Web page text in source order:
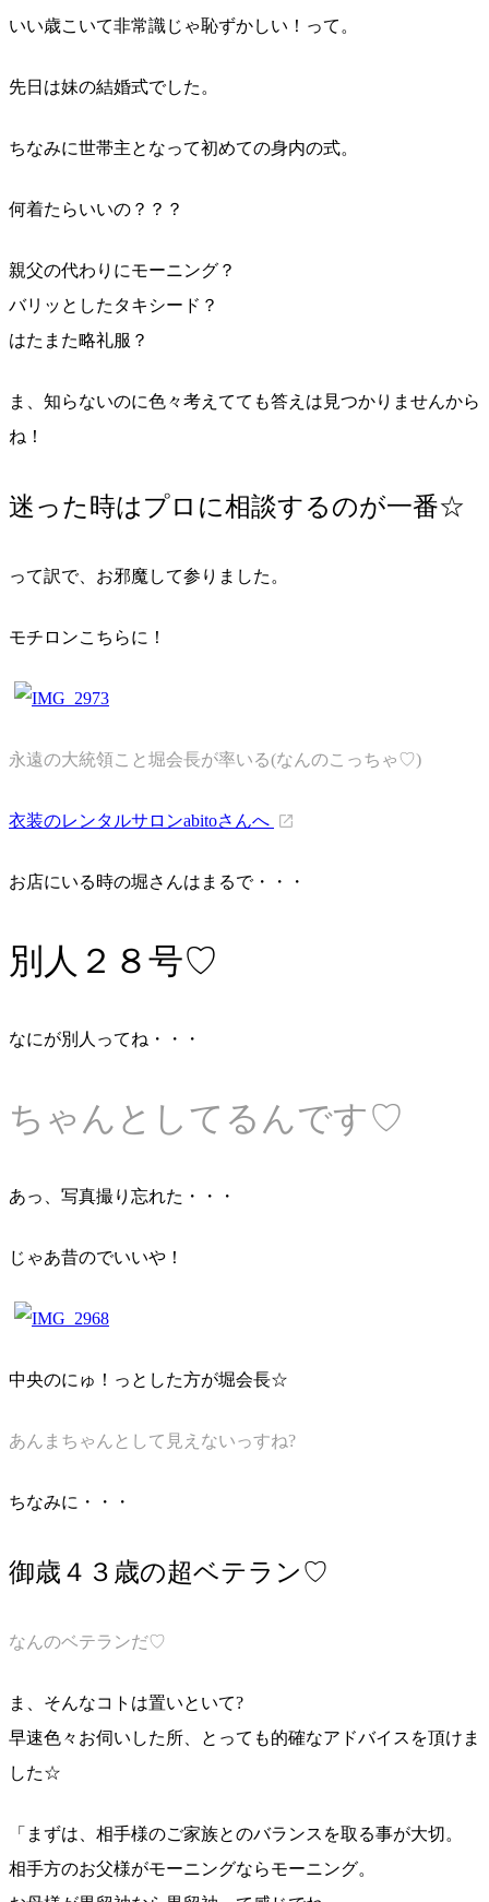
いい歳こいて非常識じゃ恥ずかしい！って。
先日は妹の結婚式でした。
ちなみに世帯主となって初めての身内の式。
何着たらいいの？？？
親父の代わりにモーニング？
バリッとしたタキシード？
はたまた略礼服？
ま、知らないのに色々考えてても答えは見つかりませんから
ね！
迷った時はプロに相談するのが一番☆
って訳で、お邪魔して参りました。
モチロンこちらに！
永遠の大統領こと堀会長が率いる(なんのこっちゃ♡)
衣装のレンタルサロンabitoさんへ
お店にいる時の堀さんはまるで・・・
別人２８号♡
なにが別人ってね・・・
ちゃんとしてるんです♡
あっ、写真撮り忘れた・・・
じゃあ昔のでいいや！
中央のにゅ！っとした方が堀会長☆
あんまちゃんとして見えないっすね?
ちなみに・・・
御歳４３歳の超ベテラン♡
なんのベテランだ♡
ま、そんなコトは置いといて?
早速色々お伺いした所、とっても的確なアドバイスを頂けま
した☆
「まずは、相手様のご家族とのバランスを取る事が大切。
相手方のお父様がモーニングならモーニング。